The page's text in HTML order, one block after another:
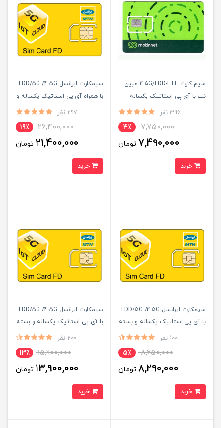
سیم کارت 4.5G/FDD-LTE مبین
نت با آی پی استاتیک یکساله
(مخصوص مودم)
396 نفر
7,750,000 4٪
7,490,000 تومان
سیمکارت ایرانسل FDD/5G /4.5G
با همراه آی پی استاتیک یکساله و
بسته اینترنت 1000 گیگ یکساله
297 نفر
26,400,000 19٪
21,400,000 تومان
سیمکارت ایرانسل FDD/5G /4.5G
با آی پی استاتیک یکساله و بسته
اینترنت 100 گیگ یکساله100 نفر
8,650,000 5٪
8,290,000 تومان
سیمکارت ایرانسل FDD/5G /4.5G
با آی پی استاتیک یکساله و بسته
اینترنت 500 گیگ یک ساله200 نفر
15,900,000 13٪
13,900,000 تومان